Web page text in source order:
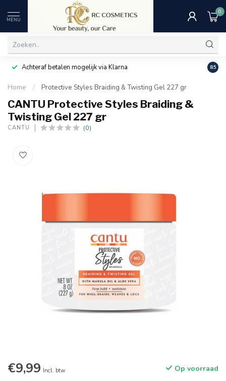
MENU
0
Achteraf betalen mogelijk via Klarna 8.5
Home / Protective Styles Braiding & Twisting Gel 227 gr
CANTU Protective Styles Braiding &
Twisting Gel 227 gr
CANTU (0)
€9,99 Incl. btw Op voorraad